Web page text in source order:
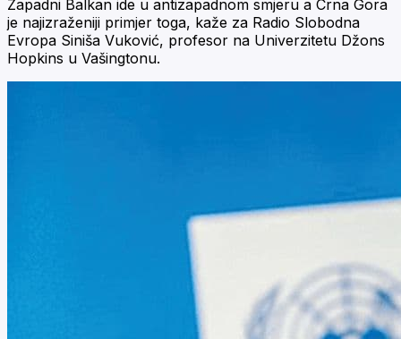
Zapadni Balkan ide u antizapadnom smjeru a Crna Gora
je najizraženiji primjer toga, kaže za Radio Slobodna
Evropa Siniša Vuković, profesor na Univerzitetu Džons
Hopkins u Vašingtonu.